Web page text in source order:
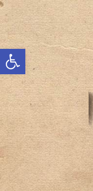
Deschide bara de unelte